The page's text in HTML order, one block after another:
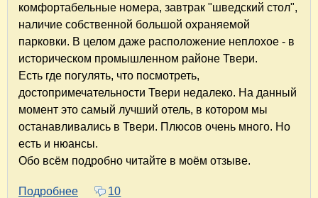
комфортабельные номера, завтрак "шведский стол",
наличие собственной большой охраняемой
парковки. В целом даже расположение неплохое - в
историческом промышленном районе Твери.
Есть где погулять, что посмотреть,
достопримечательности Твери недалеко. На данный
момент это самый лучший отель, в котором мы
останавливались в Твери. Плюсов очень много. Но
есть и нюансы.
Обо всём подробно читайте в моём отзыве.
Подробнее о "Берг Хаус" в Твери. Отличный отель для
10